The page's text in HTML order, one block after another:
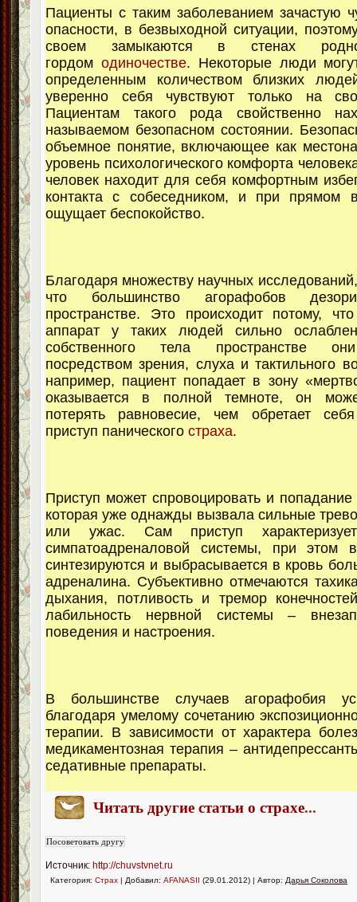
Пациенты с таким заболеванием зачастую
опасности, в безвыходной ситуации,
своем замыкаются в стенах
гордом одиночестве. Некоторые люди
определенным количеством близких
уверенно себя чувствуют только на
Пациентам такого рода свойственно
называемом безопасном состоянии.
объемное понятие, включающее как
уровень психологического комфорта
человек находит для себя комфортным
контакта с собеседником, и при прямом
ощущает беспокойство.
Благодаря множеству научных
что большинство агорафобов
пространстве. Это происходит потому,
аппарат у таких людей сильно
собственного тела пространстве
посредством зрения, слуха и тактильного
например, пациент попадает в зону
оказывается в полной темноте, он
потерять равновесие, чем обретает
приступ панического страха.
Приступ может спровоцировать и попадание
которая уже однажды вызвала сильные
или ужас. Сам приступ
симпатоадреналовой системы, при этом в
синтезируются и выбрасывается в кровь
адреналина. Субъективно отмечаются
дыхания, потливость и тремор
лабильность нервной системы –
поведения и настроения.
В большинстве случаев агорафобия
благодаря умелому сочетанию
терапии. В зависимости от характера
медикаментозная терапия –
седативные препараты.
Читать другие статьи о страхе...
Источник: http://chuvstvnet.ru
Категория: Страх | Добавил: AFANASII (29.01.2012) | Автор: Дарья Соколова